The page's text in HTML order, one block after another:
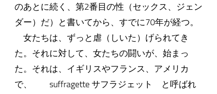
のあとに続く、第2番目の性（セックス、ジェン
ダー）だ）と書いてから、すでに70年が経つ。
女たちは、ずっと虐（しいた）げられてき
た。それに対して、女たちの闘いが、始まっ
た。それは、イギリスやフランス、アメリカ
で、 suffragette サフラジェット と呼ばれ